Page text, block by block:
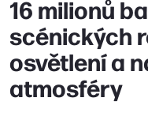
16 milionů
scénických
osvětlení a
atmosféry